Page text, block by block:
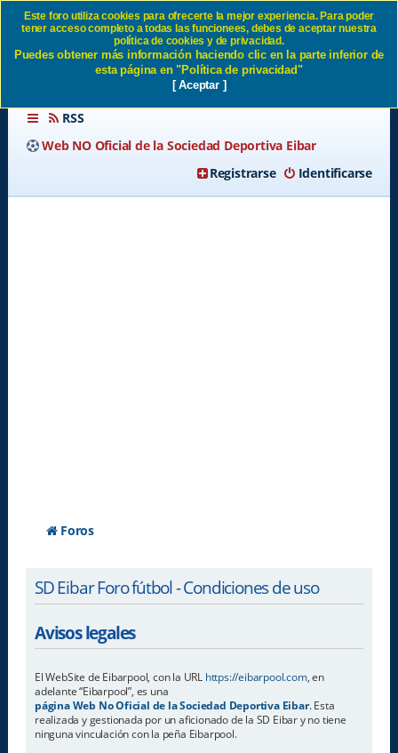
Condiciones de uso SD Eibar
RSS
Web NO Oficial de la Sociedad Deportiva Eibar
Identificarse
Registrarse
Foros
SD Eibar Foro fútbol - Condiciones de uso
Avisos legales
El WebSite de Eibarpool, con la URL https://eibarpool.com, en
adelante “Eibarpool”, es una
página Web No Oficial de la Sociedad Deportiva Eibar. Esta
realizada y gestionada por un aficionado de la SD Eibar y no tiene
ninguna vinculación con la peña Eibarpool.
Este foro utiliza cookies para ofrecerte la mejor experiencia. Para poder
tener acceso completo a todas las funcionees, debes de aceptar nuestra
política de cookies y de privacidad.
Puedes obtener más información haciendo clic en la parte inferior de
esta página en "Política de privacidad"
[ Aceptar ]